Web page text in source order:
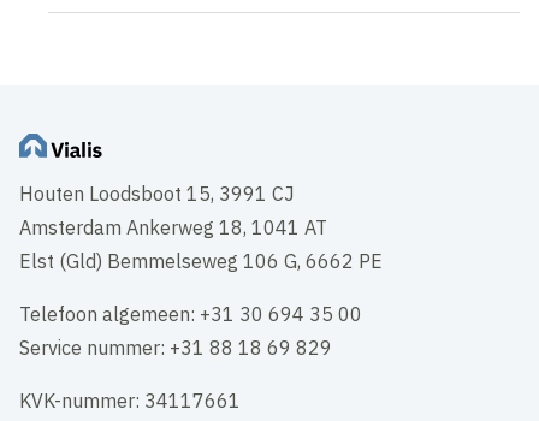
Houten Loodsboot 15, 3991 CJ
Amsterdam Ankerweg 18, 1041 AT
Elst (Gld) Bemmelseweg 106 G, 6662 PE
Telefoon algemeen: +31 30 694 35 00
Service nummer: +31 88 18 69 829
KVK-nummer: 34117661